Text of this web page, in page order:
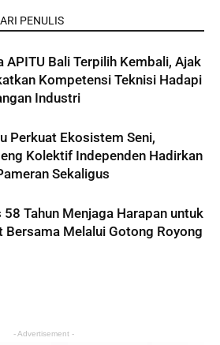
PENULIS
APITU Bali Terpilih Kembali, Ajak
Kompetensi Teknisi Hadapi
Industri
Perkuat Ekosistem Seni,
Kolektif Independen Hadirkan
Sekaligus
58 Tahun Menjaga Harapan untuk
Bersama Melalui Gotong Royong
- Advertisement -